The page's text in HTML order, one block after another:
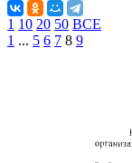
1 10 20 50 ВСЕ
1 ... 5 6 7 8 9